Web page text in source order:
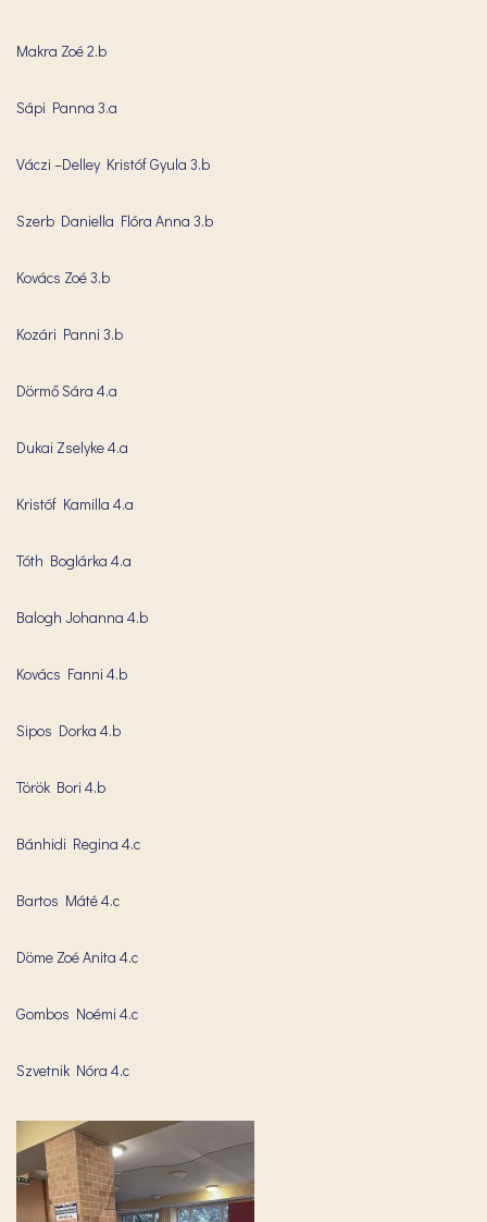
Makra Zoé 2.b
Sápi Panna 3.a
Váczi –Delley Kristóf Gyula 3.b
Szerb Daniella Flóra Anna 3.b
Kovács Zoé 3.b
Kozári Panni 3.b
Dörmő Sára 4.a
Dukai Zselyke 4.a
Kristóf Kamilla 4.a
Tóth Boglárka 4.a
Balogh Johanna 4.b
Kovács Fanni 4.b
Sipos Dorka 4.b
Török Bori 4.b
Bánhidi Regina 4.c
Bartos Máté 4.c
Döme Zoé Anita 4.c
Gombos Noémi 4.c
Szvetnik Nóra 4.c